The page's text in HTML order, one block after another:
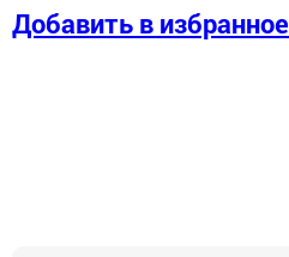
Добавить в избранное